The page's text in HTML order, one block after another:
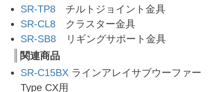
SR-TP8チルトジョイント金具
SR-CL8クラスター金具
SR-SB8リギングサポート金具
関連商品
SR-C15BXラインアレイサブウーファー
Type CX用